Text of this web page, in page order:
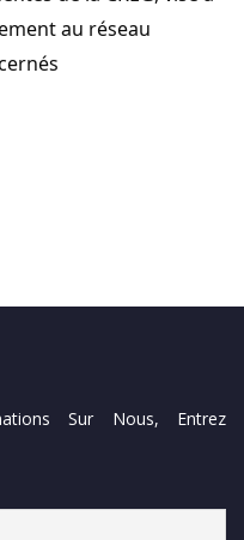
au réseau
Sur Nous, Entrez